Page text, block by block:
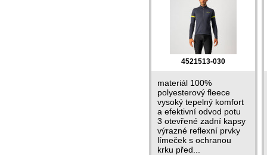
4521513-030
materiál 100%
polyesterový fleece
vysoký tepelný komfort
a efektivní odvod potu
3 otevřené zadní kapsy
výrazné reflexní prvky
límeček s ochranou
krku před...